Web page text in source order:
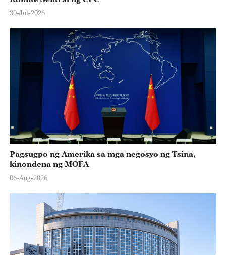
30-Jul-2026
Pagsugpo ng Amerika sa mga negosyo ng Tsina,
kinondena ng MOFA
06-Aug-2026